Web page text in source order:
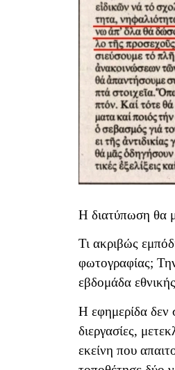
Η διατύπωση θα
Τι ακριβώς
φωτογραφίας;
εβδομάδα
Η εφημερίδα δεν
διεργασίες,
εκείνη που